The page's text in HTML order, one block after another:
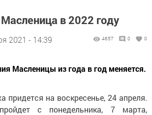
в 2022 году
2021 - 14:39 4657 0 0
Масленицы из года в год меняется.
придется на воскресенье, 24 апреля.
с понедельника, 7 марта,